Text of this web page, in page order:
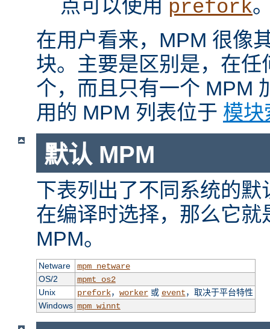
点可以使用 prefork
在用户看来，MPM 很像
块。主要是区别是，在任
个，而且只有一个 MPM
用的 MPM 列表位于 模块
默认 MPM
下表列出了不同系统的默
在编译时选择，那么它就
MPM。
Netware
mpm_netware
OS/2
mpmt_os2
Unix
prefork， worker或 event，取决于平台特性
Windows mpm_winnt